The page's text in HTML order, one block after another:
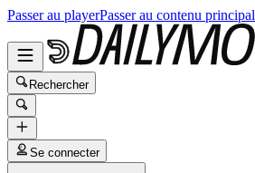
Passer au playerPasser au contenu principal
Rechercher
Se connecter